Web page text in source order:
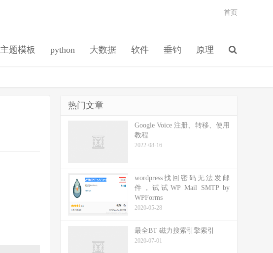
主题模板 python 大数据 软件 垂钓 原理
首页
热门文章
Google Voice 注册、转移、使用
教程
2022-08-16
wordpress找回密码无法发邮
件，试试WP Mail SMTP by
WPForms
2020-05-28
最全BT 磁力搜索引擎索引
2020-07-01